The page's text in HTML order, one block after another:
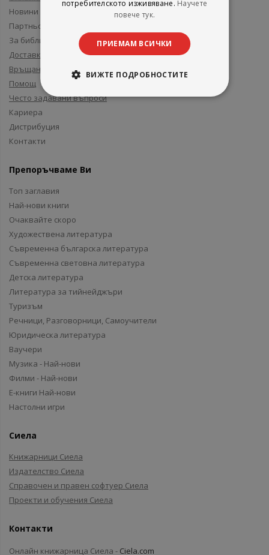
Новини и събития
Партньори и приятели
За библиотеки
Доставка
Връщане
Помощ
Често задавани въпроси
Кариера
Дистрибуция
Контакти
Препоръчваме Ви
Топ заглавия
Най-нови книги
Очаквайте скоро
Художествена литература
Съвременна българска литература
Съвременна световна литература
Детска литература
Литература за тийнейджъри
Туризъм
Речници, Разговорници, Самоучители
Юридическа литература
Ваучери
Музика - Най-нови
Филми - Най-нови
Е-книги Най-нови
Настолни игри
Сиела
Книжарници Сиела
Издателство Сиела
Справочен и правен софтуер Сиела
Проекти и обучения Сиела
Контакти
Онлайн книжарница Сиела - Ciela.com
потребителското изживяване. Научете
повече тук.
ПРИЕМАМ ВСИЧКИ
ВИЖТЕ ПОДРОБНОСТИТЕ